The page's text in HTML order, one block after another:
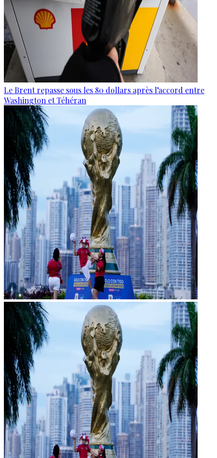
Le Brent repasse sous les 80 dollars après l’accord entre
Washington et Téhéran